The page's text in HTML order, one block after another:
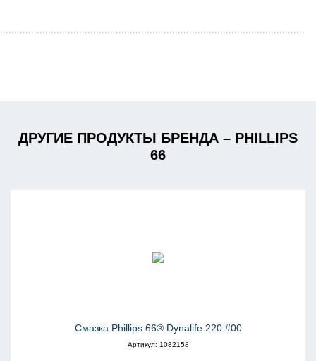
ДРУГИЕ ПРОДУКТЫ БРЕНДА – PHILLIPS
66
Смазка Phillips 66® Dynalife 220 #00
Артикул: 1082158